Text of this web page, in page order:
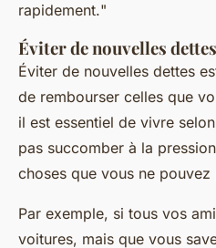
rapidement."
Éviter de nouvelles dettes
Éviter de nouvelles dettes
de rembourser celles que
il est essentiel de vivre
pas succomber à la
choses que vous ne
Par exemple, si tous vos
voitures, mais que vous